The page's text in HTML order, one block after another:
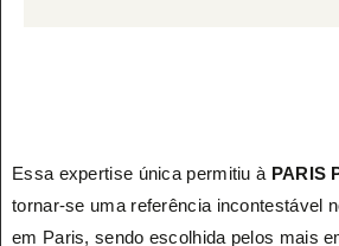
Essa expertise única permitiu à PARIS
tornar-se uma referência incontestável
em Paris, sendo escolhida pelos mais